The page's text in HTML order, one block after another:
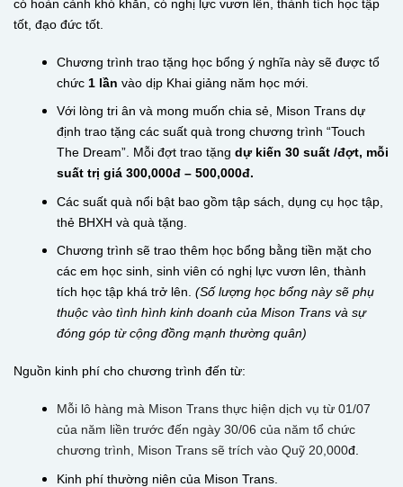
có hoàn cảnh khó khăn, có nghị lực vươn lên, thành tích học tập
tốt, đạo đức tốt.
Chương trình trao tặng học bổng ý nghĩa này sẽ được tổ
chức 1lần vào dịp Khai giảng năm học mới.
Với lòng tri ân và mong muốn chia sẻ, Mison Trans dự
định trao tặng các suất quà trong chương trình “Touch
The Dream”. Mỗi đợt trao tặng dự kiến 30 suất /đợt, mỗi
suất trị giá 300,000đ – 500,000đ.
Các suất quà nổi bật bao gồm tập sách, dụng cụ học tập,
thẻ BHXH và quà tặng.
Chương trình sẽ trao thêm học bổng bằng tiền mặt cho
các em học sinh, sinh viên có nghị lực vươn lên, thành
tích học tập khá trở lên. (Số lượng học bổng này sẽ phụ
thuộc vào tình hình kinh doanh của Mison Trans và sự
đóng góp từ cộng đồng mạnh thường quân)
Nguồn kinh phí cho chương trình đến từ:
Mỗi lô hàng mà Mison Trans thực hiện dịch vụ từ 01/07
của năm liền trước đến ngày 30/06 của năm tổ chức
chương trình, Mison Trans sẽ trích vào Quỹ 20,000đ.
Kinh phí thường niên của Mison Trans.